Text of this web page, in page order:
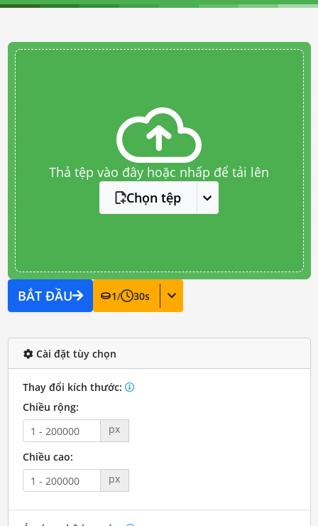
Thả tệp vào đây hoặc nhấp để tải lên
Chọn tệp
BẮT ĐẦU 1/ 30s
Cài đặt tùy chọn
Thay đổi kích thước:
Chiều rộng:
px
Chiều cao:
px